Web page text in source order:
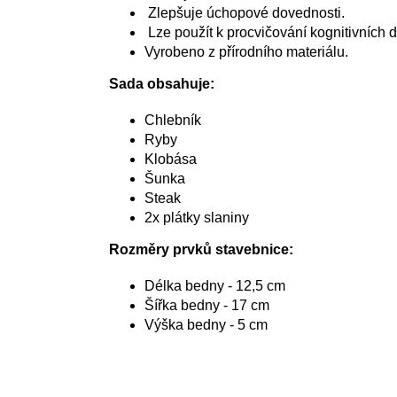
Zlepšuje úchopové dovednosti.
Lze použít k procvičování kognitivních
Vyrobeno z přírodního materiálu.
Sada obsahuje:
Chlebník
Ryby
Klobása
Šunka
Steak
2x plátky slaniny
Rozměry prvků stavebnice:
Délka bedny - 12,5 cm
Šířka bedny - 17 cm
Výška bedny - 5 cm